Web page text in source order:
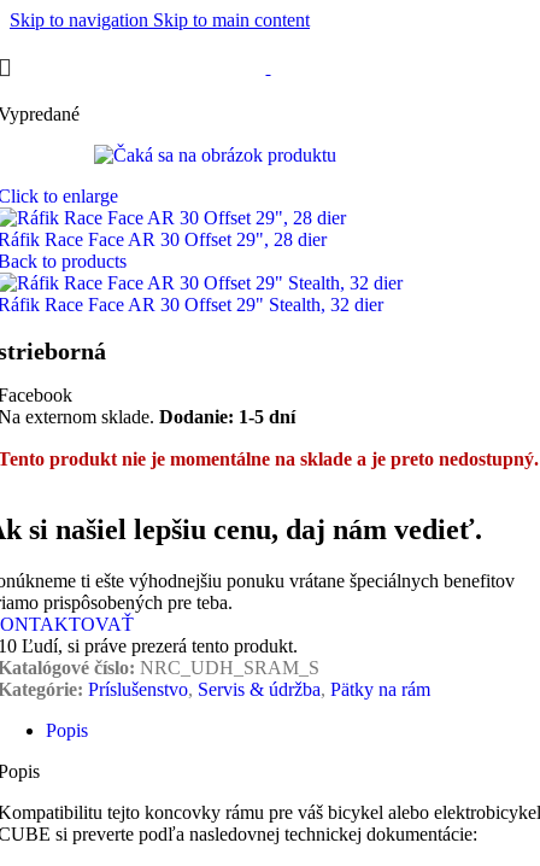
Skip to navigation Skip to main content
to enlarge
Race Face AR 30 Offset 29", 28 dier
to products
Race Face AR 30 Offset 29" Stealth, 32 dier
externom sklade. Dodanie: 1-5 dní
produkt nie je momentálne na sklade a je preto nedostupný.
si našiel lepšiu cenu, daj nám vedieť.
ti ešte výhodnejšiu ponuku vrátane špeciálnych benefitov
prispôsobených pre teba.
Ľudí, si práve prezerá tento produkt.
číslo: NRC_UDH_SRAM_S
Príslušenstvo, Servis & údržba, Pätky na rám
Popis
tejto koncovky rámu pre váš bicykel alebo elektrobicykel
si preverte podľa nasledovnej technickej dokumentácie: